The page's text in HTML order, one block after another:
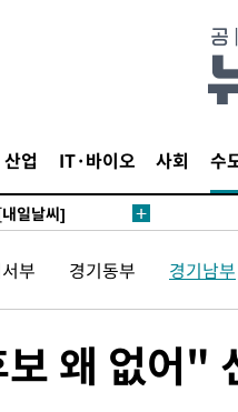
산업 IT·바이오 사회 수
·경계태세 강
능성
재개
색에 '충격·당황'
간 '40도'
마감
마감
부 경기동부 경기남부
왜 없어"